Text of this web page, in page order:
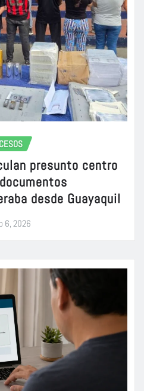
presunto centro
desde Guayaquil
6, 2026